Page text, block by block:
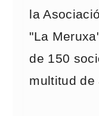
la
"La
de 150
multitud de